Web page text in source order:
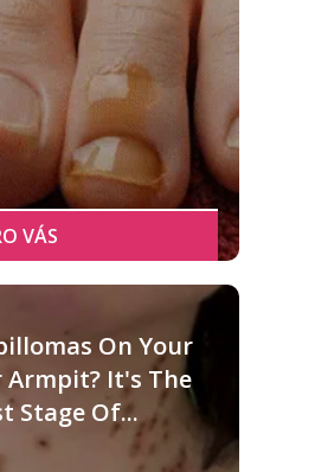
On Your
Armpit? It's The
Stage Of...